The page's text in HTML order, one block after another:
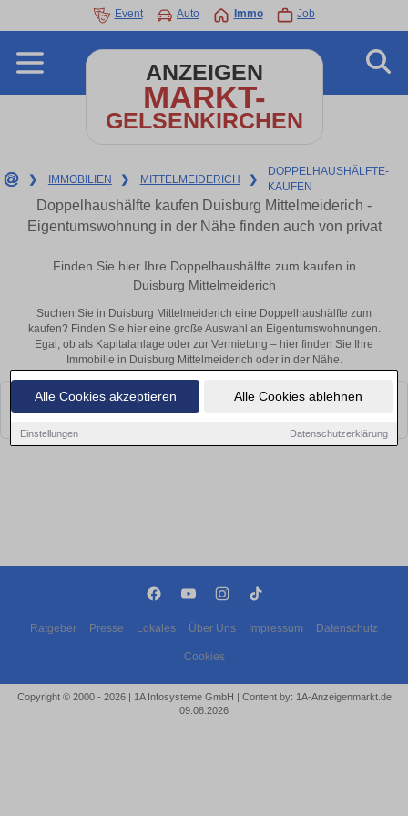
Alle Cookies akzeptieren Alle Cookies ablehnen
Einstellungen Datenschutzerklärung
Event Auto Immo Job
ANZEIGEN
MARKT-
GELSENKIRCHEN
❯ IMMOBILIEN ❯ MITTELMEIDERICH ❯
DOPPELHAUSHÄLFTE-
KAUFEN
Doppelhaushälfte kaufen Duisburg Mittelmeiderich -
Eigentumswohnung in der Nähe finden auch von privat
Finden Sie hier Ihre Doppelhaushälfte zum kaufen in
Duisburg Mittelmeiderich
Suchen Sie in Duisburg Mittelmeiderich eine Doppelhaushälfte zum
kaufen? Finden Sie hier eine große Auswahl an Eigentumswohnungen.
Egal, ob als Kapitalanlage oder zur Vermietung – hier finden Sie Ihre
Immobilie in Duisburg Mittelmeiderich oder in der Nähe.
Leider konnten wir derzeit keine passenden Objekte finden. Schauen Sie
Ratgeber Presse Lokales Über Uns Impressum Datenschutz
Cookies
Copyright © 2000 - 2026 | 1A Infosysteme GmbH | Content by: 1A-Anzeigenmarkt.de
09.08.2026